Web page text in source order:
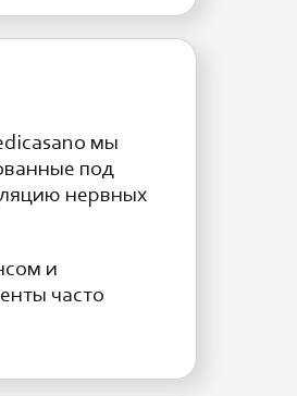
мы
под
нервных
и
часто